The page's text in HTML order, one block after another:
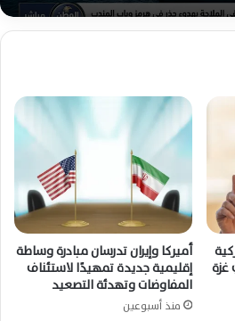
بعد الغرق والضياع
أوروبا
غزة
أميركا وإيران تدرسان مبادرة وساطة
إقليمية جديدة تمهيدًا لاستئناف
المفاوضات وتهدئة التصعيد
منذ أسبوعين